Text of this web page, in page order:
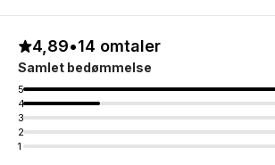
4,89•14 omtaler
Samlet bedømmelse
5
4
3
2
1